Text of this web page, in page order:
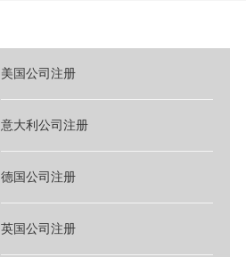
美国公司注册
意大利公司注册
德国公司注册
英国公司注册